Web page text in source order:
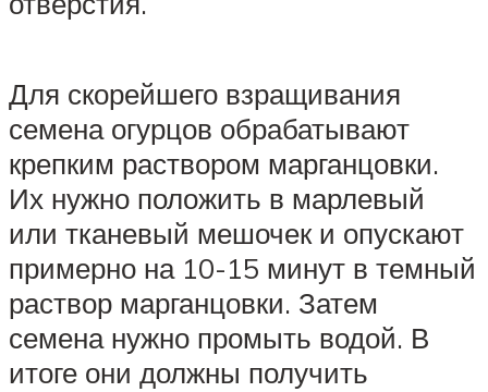
Для скорейшего взращивания
семена огурцов обрабатывают
крепким раствором марганцовки.
Их нужно положить в марлевый
или тканевый мешочек и опускают
примерно на 10-15 минут в темный
раствор марганцовки. Затем
семена нужно промыть водой. В
итоге они должны получить